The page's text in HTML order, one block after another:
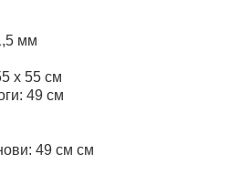
мм
x 55 см
49 см
49 см см